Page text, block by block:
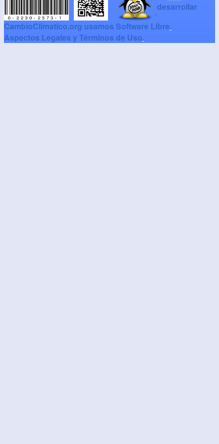
desarrollar
CambioClimatico.org usamos Software Libre.
Aspectos Legales y Términos de Uso.